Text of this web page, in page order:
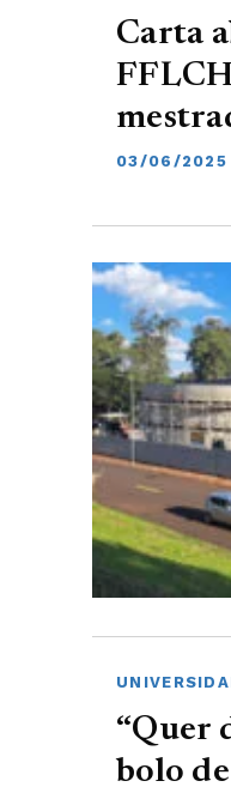
Carta
03/06/2025
“Quer
bolo